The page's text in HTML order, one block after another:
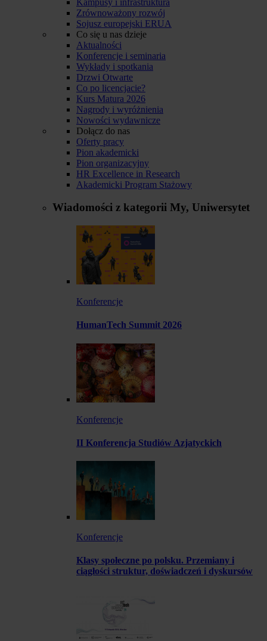
Zrównoważony rozwój
Sojusz europejski ERUA
Co się u nas dzieje
Aktualności
Konferencje i seminaria
Wykłady i spotkania
Drzwi Otwarte
Co po licencjacie?
Kurs Matura 2026
Nagrody i wyróżnienia
Nowości wydawnicze
Dołącz do nas
Oferty pracy
Pion akademicki
Pion organizacyjny
HR Excellence in Research
Akademicki Program Stażowy
Wiadomości z kategorii My, Uniwersytet
Konferencje
HumanTech Summit 2026
Konferencje
II Konferencja Studiów Azjatyckich
Konferencje
Klasy społeczne po polsku. Przemiany i
ciągłości struktur, doświadczeń i dyskursów